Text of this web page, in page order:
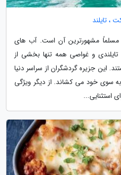
، تایلند
و مسلماً مشهورترین آن است. آب های
و غواصی همه تنها بخشی از
این جزیره گردشگران از سراسر دنیا
سوی خود می کشاند. از دیگر ویژگی
استثنایی...